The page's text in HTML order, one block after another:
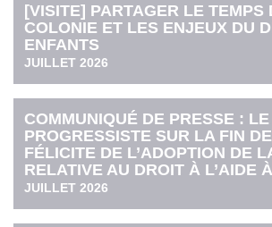
[VISITE] PARTAGER LE TEMPS
COLONIE ET LES ENJEUX DU
ENFANTS
JUILLET 2026
COMMUNIQUÉ DE PRESSE :
PROGRESSISTE SUR LA FIN
FÉLICITE DE L’ADOPTION DE
RELATIVE AU DROIT À L’AIDE
JUILLET 2026